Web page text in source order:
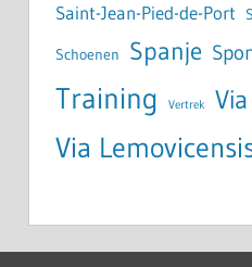
Saint-Jean-Pied-de-Port
Schoenen Spanje
Training Vertrek
Via